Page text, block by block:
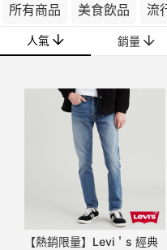
所有商品 美食飲品 流
人氣 銷量
【熱銷限量】Levi＇s 經典